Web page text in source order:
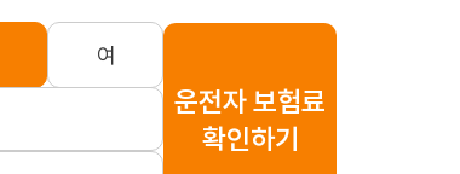
여
운전자 보험료
확인하기